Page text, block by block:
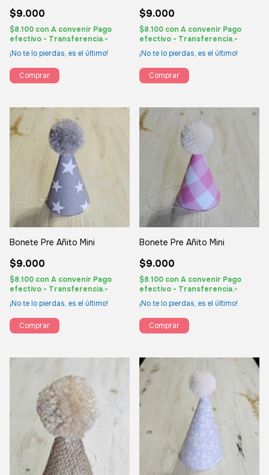
$9.000
$8.100 con A convenir Pago
efectivo - Transferencia.-
¡No te lo pierdas, es el último!
Comprar
$9.000
$8.100 con A convenir Pago
efectivo - Transferencia.-
¡No te lo pierdas, es el último!
Comprar
Bonete Pre Añito Mini
$9.000
$8.100 con A convenir Pago
efectivo - Transferencia.-
¡No te lo pierdas, es el último!
Comprar
Bonete Pre Añito Mini
$9.000
$8.100 con A convenir Pago
efectivo - Transferencia.-
¡No te lo pierdas, es el último!
Comprar